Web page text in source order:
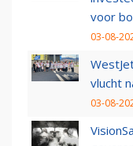
voor
03-08-
vlucht
03-08-